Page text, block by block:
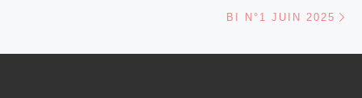
BI N°1 JUIN 2025